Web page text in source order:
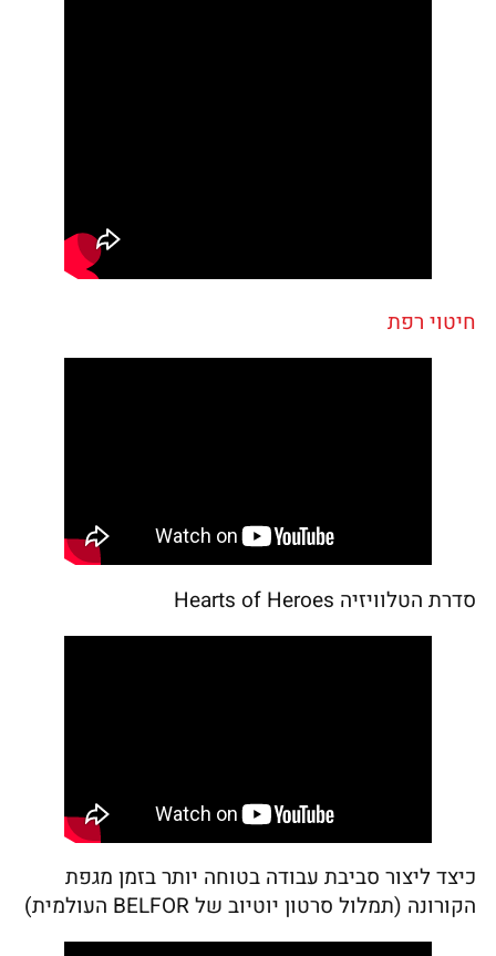
חיטוי רפת
סדרת הטלוויזיה Hearts of Heroes
כיצד ליצור סביבת עבודה בטוחה יותר בזמן מגפת
הקורונה (תמלול סרטון יוטיוב של BELFOR העולמית)